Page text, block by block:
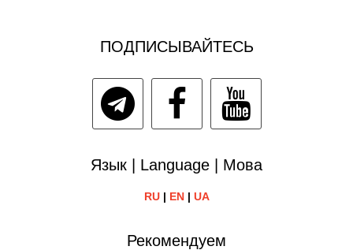
ПОДПИСЫВАЙТЕСЬ
Язык | Language | Мова
RU| EN| UA
Рекомендуем